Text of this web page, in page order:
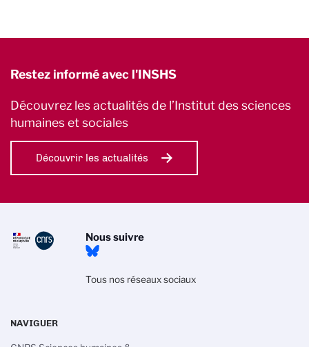
Restez informé avec l'INSHS
Découvrez les actualités de l’Institut des sciences
humaines et sociales
Découvrir les actualités
Nous suivre
Tous nos réseaux sociaux
NAVIGUER